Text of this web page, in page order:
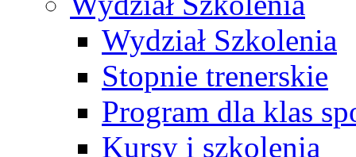
Wydział Szkolenia
Stopnie trenerskie
Program dla klas
Kursy i szkolenia